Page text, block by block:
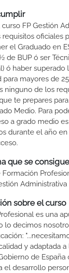
curso FP Gestión
oficiales
el Graduado en
de BUP ó ser
ó haber superado
para mayores de
ninguno de los
te prepares
Medio. Para
a grado medio
durante el año
que se consigue
Administrativa
sobre el curso
es una
lo decimos
y adaptada
de
el desarrollo